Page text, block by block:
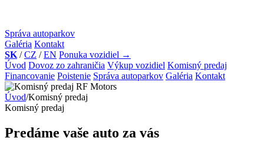
Správa autoparkov
Galéria Kontakt
SK /CZ /EN Ponuka vozidiel →
Úvod Dovoz zo zahraničia Výkup vozidiel Komisný predaj
Financovanie Poistenie Správa autoparkov Galéria Kontakt
Úvod/Komisný predaj
Komisný predaj
Predáme vaše auto za vás